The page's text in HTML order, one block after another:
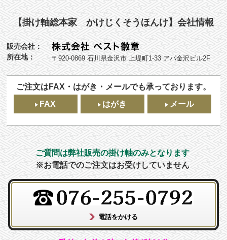
【掛け軸総本家 かけじくそうほんけ】会社情報
販売会社：
所在地：
〒920-0869 石川県金沢市 上堤町1-33 アパ金沢ビル2F
ご注文はFAX・はがき・メールでも承っております。
FAX
はがき メール
ご質問は弊社販売の掛け軸のみとなります
※お電話でのご注文はお受けしていません